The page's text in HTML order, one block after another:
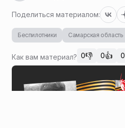
Поделиться материалом:
Беспилотники Самарская область
Как вам материал? 0👎 0👍 0